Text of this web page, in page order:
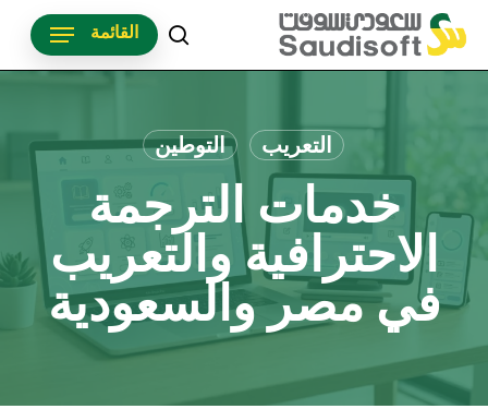
search
القائمة
التعريب التوطين
خدمات الترجمة
الاحترافية والتعريب
في مصر والسعودية